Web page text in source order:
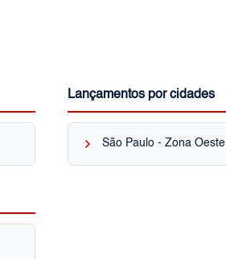
Lançamentos por cidades
keyboard_arrow_right São Paulo - Zona Oeste